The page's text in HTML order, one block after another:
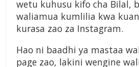
wetu kuhusu kifo cha Bilal,
waliamua kumlilia kwa
kurasa zao za Instagram.
Hao ni baadhi ya mastaa
page zao, lakini wengine